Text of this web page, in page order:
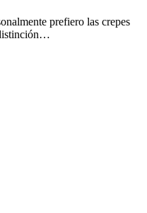
prefiero las crepes